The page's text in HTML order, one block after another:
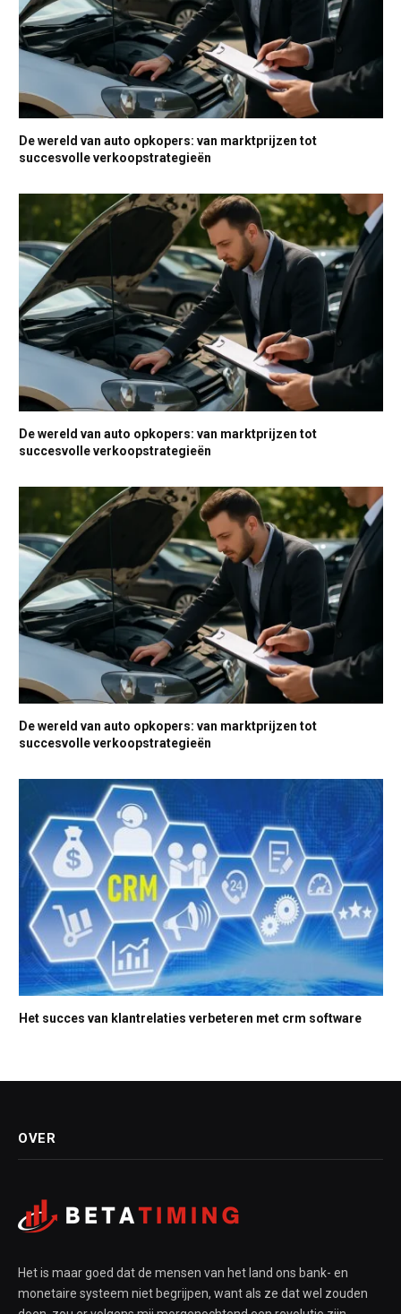
De wereld van auto opkopers: van marktprijzen tot
succesvolle verkoopstrategieën
De wereld van auto opkopers: van marktprijzen tot
succesvolle verkoopstrategieën
De wereld van auto opkopers: van marktprijzen tot
succesvolle verkoopstrategieën
Het succes van klantrelaties verbeteren met crm software
OVER
Het is maar goed dat de mensen van het land ons bank- en
monetaire systeem niet begrijpen, want als ze dat wel zouden